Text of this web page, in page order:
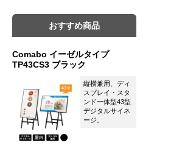
おすすめ商品
Comabo イーゼルタイプ
TP43CS3 ブラック
縦横兼用、ディ
スプレイ・スタ
ンド一体型43型
デジタルサイネ
ージ。